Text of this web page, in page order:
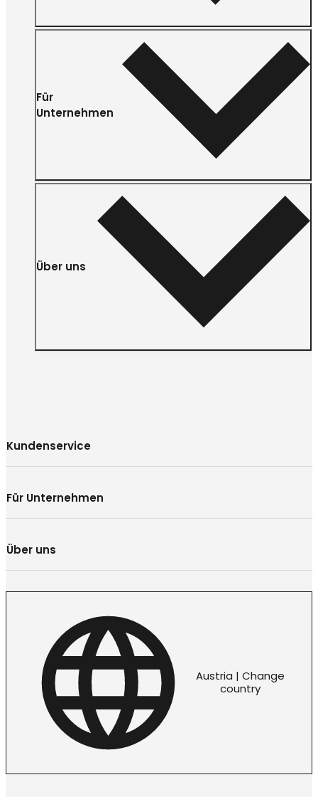
Für
Unternehmen
Über uns
Kundenservice
Für Unternehmen
Über uns
Austria | Change
country